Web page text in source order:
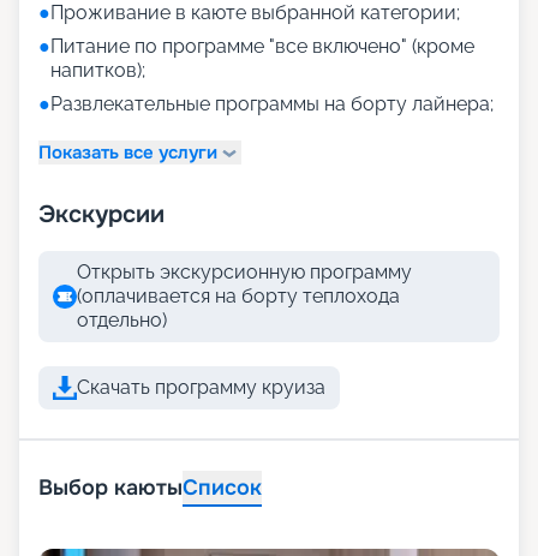
●Проживание в каюте выбранной категории;
●Питание по программе "все включено" (кроме
напитков);
●Развлекательные программы на борту лайнера;
Показать все услуги
Экскурсии
Открыть экскурсионную программу
(оплачивается на борту теплохода
отдельно)
Скачать программу круиза
Выбор каютыСписок